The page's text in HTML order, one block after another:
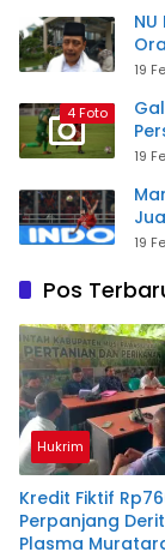
19
4 Foto
19
19
Pos
Hukrim
Kredit Fiktif
Perpanjang
Plasma